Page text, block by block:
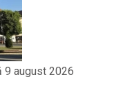
9 august 2026